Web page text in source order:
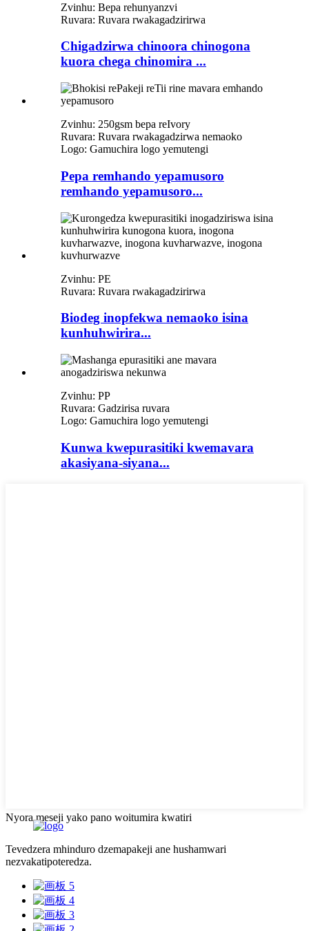
Zvinhu: Bepa rehunyanzvi
Ruvara: Ruvara rwakagadzirirwa
Chigadzirwa chinoora chinogona
kuora chega chinomira ...
Zvinhu: 250gsm bepa reIvory
Ruvara: Ruvara rwakagadzirwa nemaoko
Logo: Gamuchira logo yemutengi
Pepa remhando yepamusoro
remhando yepamusoro...
Zvinhu: PE
Ruvara: Ruvara rwakagadzirirwa
Biodeg inopfekwa nemaoko isina
kunhuhwirira...
Zvinhu: PP
Ruvara: Gadzirisa ruvara
Logo: Gamuchira logo yemutengi
Kunwa kwepurasitiki kwemavara
akasiyana-siyana...
Nyora meseji yako pano woitumira kwatiri
Tevedzera mhinduro dzemapakeji ane hushamwari
nezvakatipoteredza.